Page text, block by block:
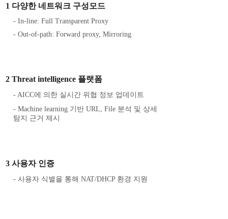
1 다양한 네트워크 구성모드
- In-line: Full Transparent Proxy
- Out-of-path: Forward proxy, Mirroring
2 Threat intelligence 플랫폼
- AICC에 의한 실시간 위협 정보 업데이트
- Machine learning 기반 URL, File 분석 및 상세
탐지 근거 제시
3 사용자 인증
- 사용자 식별을 통해 NAT/DHCP 환경 지원